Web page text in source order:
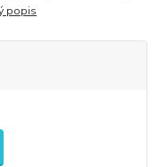
popis